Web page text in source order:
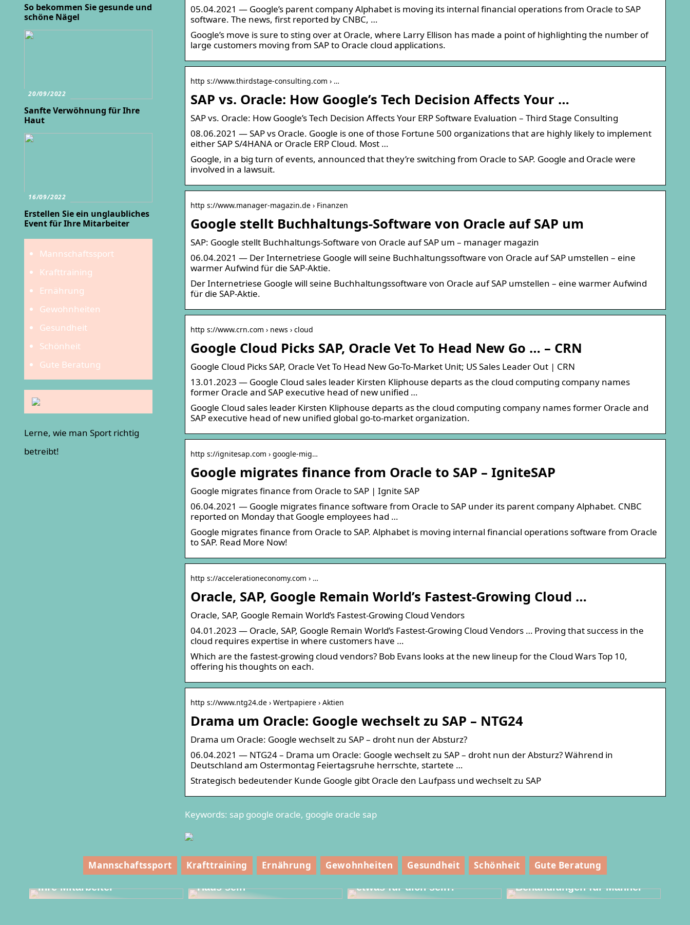
05.04.2021 — Google’s parent company Alphabet is moving its internal financial operations from Oracle to SAP
software. The news, first reported by CNBC, …
Google’s move is sure to sting over at Oracle, where Larry Ellison has made a point of highlighting the number of
large customers moving from SAP to Oracle cloud applications.
http s://www.thirdstage-consulting.com › …
SAP vs. Oracle: How Google’s Tech Decision Affects Your …
SAP vs. Oracle: How Google’s Tech Decision Affects Your ERP Software Evaluation – Third Stage Consulting
08.06.2021 — SAP vs Oracle. Google is one of those Fortune 500 organizations that are highly likely to implement
either SAP S/4HANA or Oracle ERP Cloud. Most …
Google, in a big turn of events, announced that they’re switching from Oracle to SAP. Google and Oracle were
involved in a lawsuit.
http s://www.manager-magazin.de › Finanzen
Google stellt Buchhaltungs-Software von Oracle auf SAP um
SAP: Google stellt Buchhaltungs-Software von Oracle auf SAP um – manager magazin
06.04.2021 — Der Internetriese Google will seine Buchhaltungssoftware von Oracle auf SAP umstellen – eine
warmer Aufwind für die SAP-Aktie.
Der Internetriese Google will seine Buchhaltungssoftware von Oracle auf SAP umstellen – eine warmer Aufwind
für die SAP-Aktie.
http s://www.crn.com › news › cloud
Google Cloud Picks SAP, Oracle Vet To Head New Go … – CRN
Google Cloud Picks SAP, Oracle Vet To Head New Go-To-Market Unit; US Sales Leader Out | CRN
13.01.2023 — Google Cloud sales leader Kirsten Kliphouse departs as the cloud computing company names
former Oracle and SAP executive head of new unified …
Google Cloud sales leader Kirsten Kliphouse departs as the cloud computing company names former Oracle and
SAP executive head of new unified global go-to-market organization.
http s://ignitesap.com › google-mig…
Google migrates finance from Oracle to SAP – IgniteSAP
Google migrates finance from Oracle to SAP | Ignite SAP
06.04.2021 — Google migrates finance software from Oracle to SAP under its parent company Alphabet. CNBC
reported on Monday that Google employees had …
Google migrates finance from Oracle to SAP. Alphabet is moving internal financial operations software from Oracle
to SAP. Read More Now!
http s://accelerationeconomy.com › …
Oracle, SAP, Google Remain World’s Fastest-Growing Cloud …
Oracle, SAP, Google Remain World’s Fastest-Growing Cloud Vendors
04.01.2023 — Oracle, SAP, Google Remain World’s Fastest-Growing Cloud Vendors … Proving that success in the
cloud requires expertise in where customers have …
Which are the fastest-growing cloud vendors? Bob Evans looks at the new lineup for the Cloud Wars Top 10,
offering his thoughts on each.
http s://www.ntg24.de › Wertpapiere › Aktien
Drama um Oracle: Google wechselt zu SAP – NTG24
Drama um Oracle: Google wechselt zu SAP – droht nun der Absturz?
06.04.2021 — NTG24 – Drama um Oracle: Google wechselt zu SAP – droht nun der Absturz? Während in
Deutschland am Ostermontag Feiertagsruhe herrschte, startete …
Strategisch bedeutender Kunde Google gibt Oracle den Laufpass und wechselt zu SAP
Keywords: sap google oracle, google oracle sap
So bekommen Sie gesunde und
schöne Nägel
20/09/2022
Sanfte Verwöhnung für Ihre
Haut
16/09/2022
Erstellen Sie ein unglaubliches
Event für Ihre Mitarbeiter
Mannschaftssport
Krafttraining
Ernährung
Gewohnheiten
Gesundheit
Schönheit
Gute Beratung
Lerne, wie man Sport richtig
betreibt!
Mannschaftssport Krafttraining Ernährung Gewohnheiten Gesundheit Schönheit Gute Beratung
Erstellen Sie ein
unglaubliches Event für
Ihre Mitarbeiter
Diese Oberbekleidung
muss für die Kinder vor
dem Winter zu Hause im
Haus sein
Könnte Rollschuhlaufen
etwas für dich sein?
Kosmetische
Behandlungen für Männer